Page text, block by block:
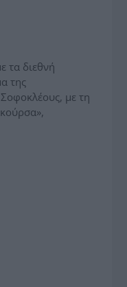
τα διεθνή
της
με τη